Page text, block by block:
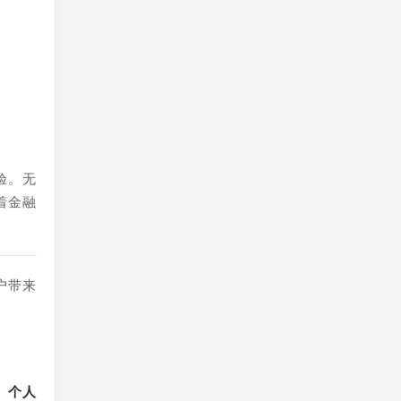
。无
金融
带来
个人